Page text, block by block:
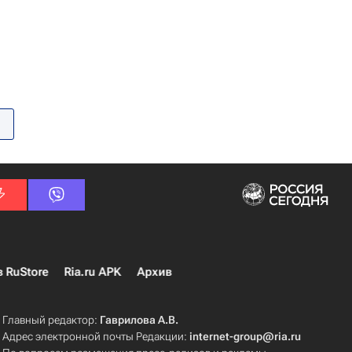
RuStore Ria.ru APK Архив
Главный редактор: Гаврилова А.В.
Адрес электронной почты Редакции:internet-group@ria.ru